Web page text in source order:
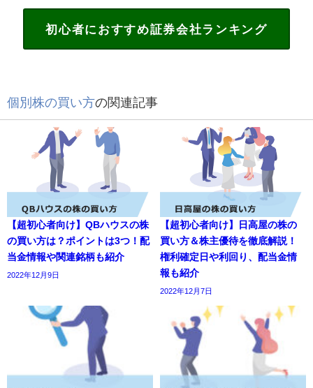
初心者におすすめ証券会社ランキング
個別株の買い方の関連記事
【超初心者向け】QBハウスの株
の買い方は？ポイントは3つ！配
当金情報や関連銘柄も紹介
2022年12月9日
【超初心者向け】日高屋の株の
買い方＆株主優待を徹底解説！
権利確定日や利回り、配当金情
報も紹介
2022年12月7日